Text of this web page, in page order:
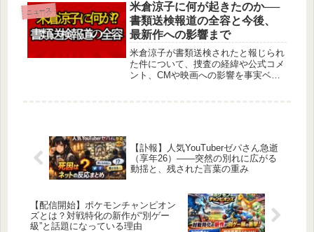
ニュース
米倉涼子に何が起きたのか──
書類送検報道の全容と今後、
最新作への影響まで
米倉涼子が書類送検されたと報じられ
た件について、捜査の経緯や公式コメ
ント、CMや映画への影響を事実ベー
【訃報】人気YouTuberゼパさん急逝
（享年26）——突然の別れに広がる
動揺と、残された言葉の重み
【配信開始】ポケモンチャンピオン
ズとは？対戦特化の新作が“別ゲー
級”と話題になっている理由